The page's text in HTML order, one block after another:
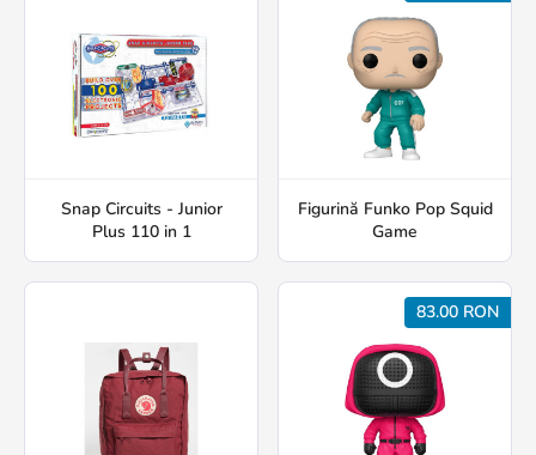
Snap Circuits - Junior
Plus 110 in 1
Figurină Funko Pop Squid
Game
83.00 RON